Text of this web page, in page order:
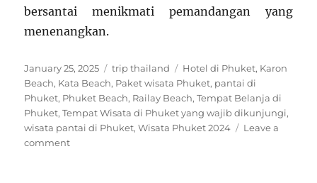
bersantai menikmati pemandangan yang
menenangkan.
Posted
on
January 25, 2025 Categories
trip thailand Tags
Hotel di Phuket, Karon
Beach, Kata Beach, Paket wisata Phuket, pantai di
Phuket, Phuket Beach, Railay Beach,Tempat Belanja di
Phuket,Tempat Wisata di Phuket yang wajib dikunjungi,
wisata pantai di Phuket,Wisata Phuket 2024
Leave a
commenton